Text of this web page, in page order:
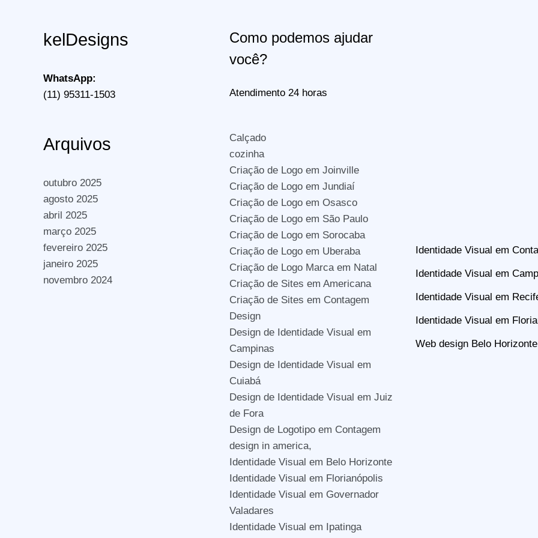
kelDesigns
WhatsApp:
(11) 95311-1503
Arquivos
outubro 2025
agosto 2025
abril 2025
março 2025
fevereiro 2025
janeiro 2025
novembro 2024
Como podemos ajudar
você?
Atendimento 24 horas
Calçado
cozinha
Criação de Logo em Joinville
Criação de Logo em Jundiaí
Criação de Logo em Osasco
Criação de Logo em São Paulo
Criação de Logo em Sorocaba
Criação de Logo em Uberaba
Criação de Logo Marca em Natal
Criação de Sites em Americana
Criação de Sites em Contagem
Design
Design de Identidade Visual em
Campinas
Design de Identidade Visual em
Cuiabá
Design de Identidade Visual em Juiz
de Fora
Design de Logotipo em Contagem
design in america,
Identidade Visual em Belo Horizonte
Identidade Visual em Florianópolis
Identidade Visual em Governador
Valadares
Identidade Visual em Ipatinga
Identidade Visual em
Identidade Visual em
Identidade Visual em
Identidade Visual em
Web design Belo Horizonte